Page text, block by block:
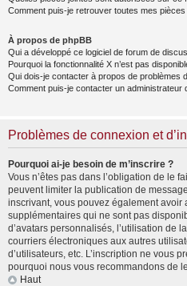
Comment puis-je retrouver toutes mes pièces
À propos de phpBB
Qui a développé ce logiciel de forum de
Pourquoi la fonctionnalité X n’est pas
Qui dois-je contacter à propos de problèmes
Comment puis-je contacter un administrateur
Problèmes de connexion et
Pourquoi ai-je besoin de m’inscrire ?
Vous n’êtes pas dans l’obligation de le
peuvent limiter la publication de
inscrivant, vous pouvez également avoir
supplémentaires qui ne sont pas
d’avatars personnalisés, l’utilisation de
courriers électroniques aux autres
d’utilisateurs, etc. L’inscription ne vous
pourquoi nous vous recommandons de
Haut